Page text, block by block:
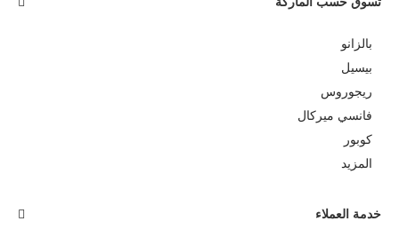
بالزانو
بيسيل
ريجوروس
فانسي ميركال
كوبور
المزيد
خدمة العملاء